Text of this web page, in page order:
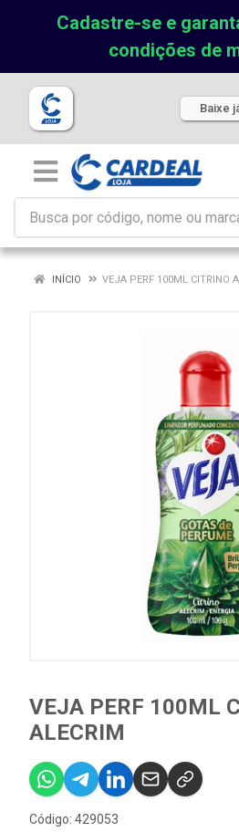
Cadastre-se e
condições de
Baixe
INÍCIO VEJA PERF 100ML CITRINO
VEJA PERF 100ML
ALECRIM
Código: 429053